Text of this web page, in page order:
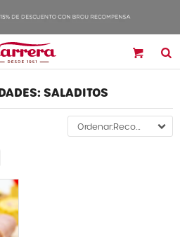
SALADITOS
Recomendados